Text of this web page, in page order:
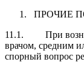
ПРОЧИЕ
11.1. При
врачом, средним
спорный вопрос